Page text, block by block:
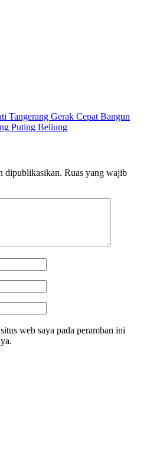
Tangerang Gerak Cepat Bangun
Puting Beliung
dipublikasikan. Ruas yang wajib
web saya pada peramban ini